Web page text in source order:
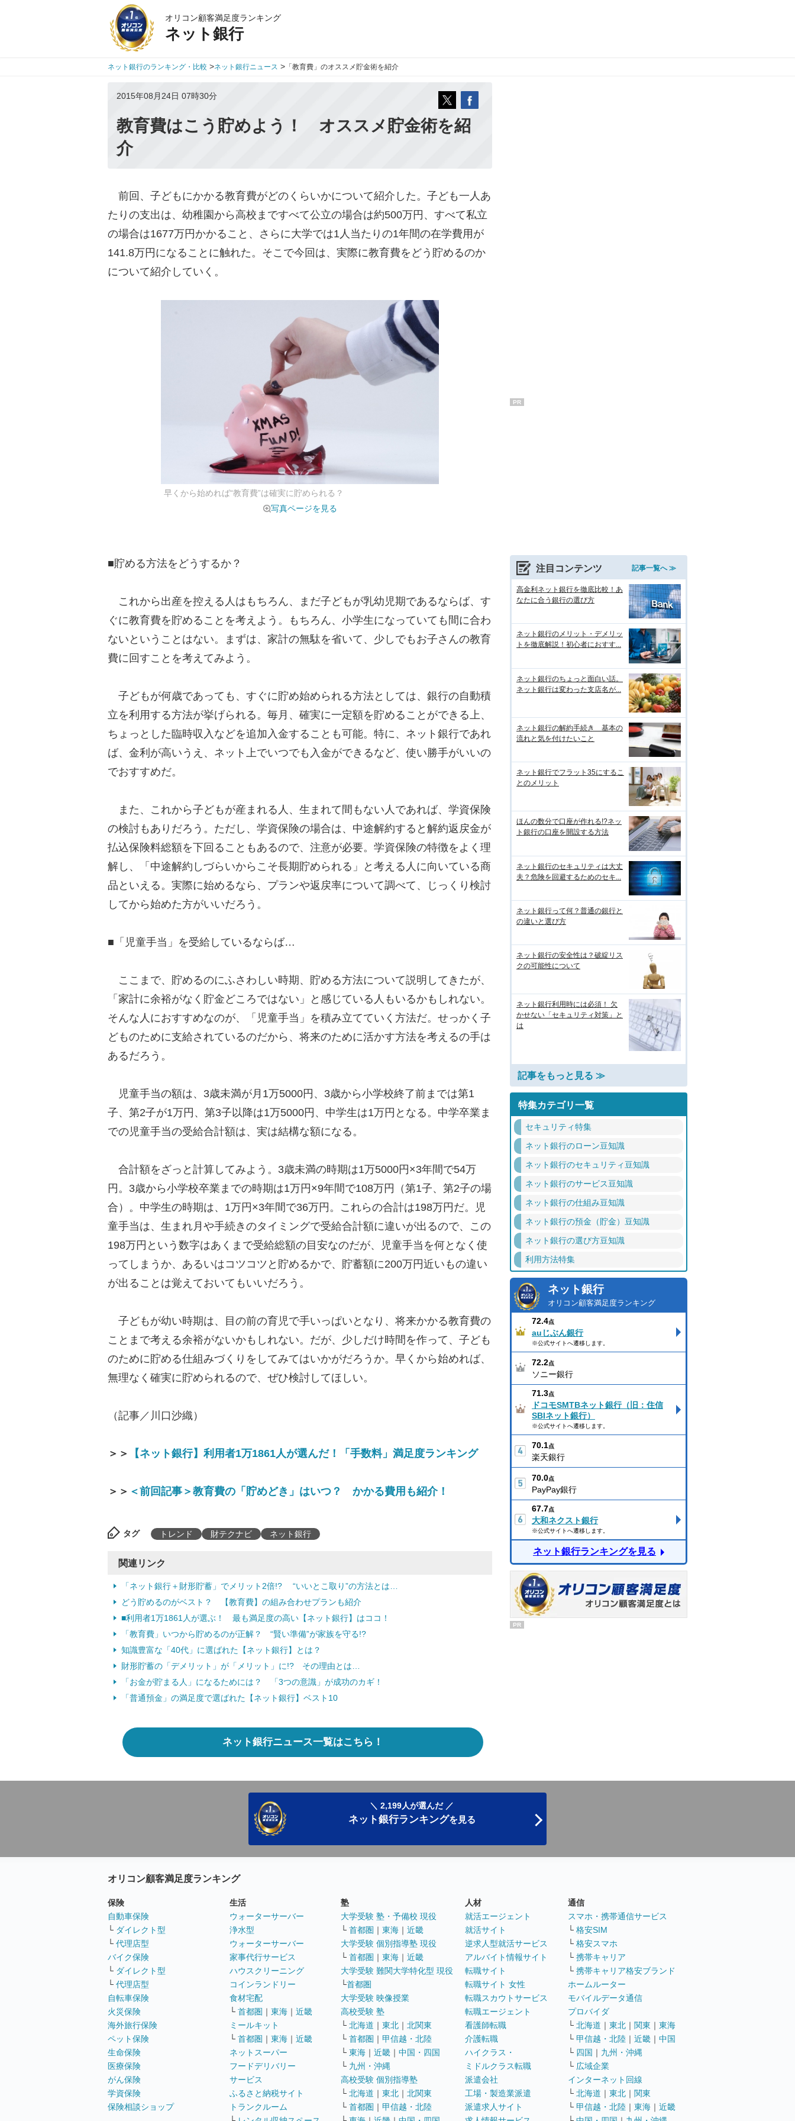
オリコン顧客満足度ランキング
ネット銀行
ネット銀行のランキング・比較 >ネット銀行ニュース > 「教育費」のオススメ貯金術を紹介
2015年08月24日 07時30分
教育費はこう貯めよう！ オススメ貯金術を紹
介
前回、子どもにかかる教育費がどのくらいかについて紹介した。子ども一人あ
たりの支出は、幼稚園から高校まですべて公立の場合は約500万円、すべて私立
の場合は1677万円かかること、さらに大学では1人当たりの1年間の在学費用が
141.8万円になることに触れた。そこで今回は、実際に教育費をどう貯めるのか
について紹介していく。
早くから始めれば“教育費”は確実に貯められる？
写真ページを見る
■貯める方法をどうするか？
これから出産を控える人はもちろん、まだ子どもが乳幼児期であるならば、す
ぐに教育費を貯めることを考えよう。もちろん、小学生になっていても間に合わ
ないということはない。まずは、家計の無駄を省いて、少しでもお子さんの教育
費に回すことを考えてみよう。
子どもが何歳であっても、すぐに貯め始められる方法としては、銀行の自動積
立を利用する方法が挙げられる。毎月、確実に一定額を貯めることができる上、
ちょっとした臨時収入などを追加入金することも可能。特に、ネット銀行であれ
ば、金利が高いうえ、ネット上でいつでも入金ができるなど、使い勝手がいいの
でおすすめだ。
また、これから子どもが産まれる人、生まれて間もない人であれば、学資保険
の検討もありだろう。ただし、学資保険の場合は、中途解約すると解約返戻金が
払込保険料総額を下回ることもあるので、注意が必要。学資保険の特徴をよく理
解し、「中途解約しづらいからこそ長期貯められる」と考える人に向いている商
品といえる。実際に始めるなら、プランや返戻率について調べて、じっくり検討
してから始めた方がいいだろう。
■「児童手当」を受給しているならば…
ここまで、貯めるのにふさわしい時期、貯める方法について説明してきたが、
「家計に余裕がなく貯金どころではない」と感じている人もいるかもしれない。
そんな人におすすめなのが、「児童手当」を積み立てていく方法だ。せっかく子
どものために支給されているのだから、将来のために活かす方法を考えるの手は
あるだろう。
児童手当の額は、3歳未満が月1万5000円、3歳から小学校終了前までは第1
子、第2子が1万円、第3子以降は1万5000円、中学生は1万円となる。中学卒業ま
での児童手当の受給合計額は、実は結構な額になる。
合計額をざっと計算してみよう。3歳未満の時期は1万5000円×3年間で54万
円。3歳から小学校卒業までの時期は1万円×9年間で108万円（第1子、第2子の場
合）。中学生の時期は、1万円×3年間で36万円。これらの合計は198万円だ。児
童手当は、生まれ月や手続きのタイミングで受給合計額に違いが出るので、この
198万円という数字はあくまで受給総額の目安なのだが、児童手当を何となく使
ってしまうか、あるいはコツコツと貯めるかで、貯蓄額に200万円近いもの違い
が出ることは覚えておいてもいいだろう。
子どもが幼い時期は、目の前の育児で手いっぱいとなり、将来かかる教育費の
ことまで考える余裕がないかもしれない。だが、少しだけ時間を作って、子ども
のために貯める仕組みづくりをしてみてはいかがだろうか。早くから始めれば、
無理なく確実に貯められるので、ぜひ検討してほしい。
（記事／川口沙織）
＞＞ 【ネット銀行】利用者1万1861人が選んだ！「手数料」満足度ランキング
＞＞ ＜前回記事＞教育費の「貯めどき」はいつ？ かかる費用も紹介！
タグ トレンド 財テクナビ ネット銀行
関連リンク
「ネット銀行＋財形貯蓄」でメリット2倍!? “いいとこ取り”の方法とは…
どう貯めるのがベスト？ 【教育費】の組み合わせプランも紹介
■利用者1万1861人が選ぶ！ 最も満足度の高い【ネット銀行】はココ！
「教育費」いつから貯めるのが正解？ “賢い準備”が家族を守る!?
知識豊富な「40代」に選ばれた【ネット銀行】とは？
財形貯蓄の「デメリット」が「メリット」に!? その理由とは…
「お金が貯まる人」になるためには？ 「3つの意識」が成功のカギ！
「普通預金」の満足度で選ばれた【ネット銀行】ベスト10
ネット銀行ニュース一覧はこちら！
PR
注目コンテンツ 記事一覧へ ≫
高金利ネット銀行を徹底比較！あ
なたに合う銀行の選び方
ネット銀行のメリット・デメリッ
トを徹底解説！初心者におすす...
ネット銀行のちょっと面白い話。
ネット銀行は変わった支店名が...
ネット銀行の解約手続き 基本の
流れと気を付けたいこと
ネット銀行でフラット35にするこ
とのメリット
ほんの数分で口座が作れる!?ネッ
ト銀行の口座を開設する方法
ネット銀行のセキュリティは大丈
夫？危険を回避するためのセキ...
ネット銀行って何？普通の銀行と
の違いと選び方
ネット銀行の安全性は？破綻リス
クの可能性について
ネット銀行利用時には必須！ 欠
かせない「セキュリティ対策」と
は
記事をもっと見る ≫
特集カテゴリ一覧
セキュリティ特集
ネット銀行のローン豆知識
ネット銀行のセキュリティ豆知識
ネット銀行のサービス豆知識
ネット銀行の仕組み豆知識
ネット銀行の預金（貯金）豆知識
ネット銀行の選び方豆知識
利用方法特集
ネット銀行
オリコン顧客満足度ランキング
72.4点
auじぶん銀行
※公式サイトへ遷移します。
72.2点
ソニー銀行
71.3点
ドコモSMTBネット銀行（旧：住信
SBIネット銀行）
※公式サイトへ遷移します。
70.1点
楽天銀行
70.0点
PayPay銀行
67.7点
大和ネクスト銀行
※公式サイトへ遷移します。
ネット銀行ランキングを見る
PR
＼ 2,199人が選んだ ／
ネット銀行ランキングを見る
オリコン顧客満足度ランキング
保険
自動車保険
└ ダイレクト型
└ 代理店型
バイク保険
└ ダイレクト型
└ 代理店型
自転車保険
火災保険
海外旅行保険
ペット保険
生命保険
医療保険
がん保険
学資保険
保険相談ショップ
生活
ウォーターサーバー
浄水型
ウォーターサーバー
家事代行サービス
ハウスクリーニング
コインランドリー
食材宅配
└ 首都圏 ｜ 東海 ｜ 近畿
ミールキット
└ 首都圏 ｜ 東海 ｜ 近畿
ネットスーパー
フードデリバリー
サービス
ふるさと納税サイト
トランクルーム
塾
大学受験 塾・予備校 現役
└ 首都圏 ｜ 東海 ｜ 近畿
大学受験 個別指導塾 現役
└ 首都圏 ｜ 東海 ｜ 近畿
大学受験 難関大学特化型 現役
└首都圏
大学受験 映像授業
高校受験 塾
└ 北海道 ｜ 東北 ｜ 北関東
└ 首都圏 ｜ 甲信越・北陸
└ 東海 ｜ 近畿 ｜ 中国・四国
└ 九州・沖縄
高校受験 個別指導塾
└ 北海道 ｜ 東北 ｜ 北関東
└ 首都圏 ｜ 甲信越・北陸
人材
就活エージェント
就活サイト
逆求人型就活サービス
アルバイト情報サイト
転職サイト
転職サイト 女性
転職スカウトサービス
転職エージェント
看護師転職
介護転職
ハイクラス・
ミドルクラス転職
派遣会社
工場・製造業派遣
派遣求人サイト
通信
スマホ・携帯通信サービス
└ 格安SIM
└ 格安スマホ
└ 携帯キャリア
└ 携帯キャリア格安ブランド
ホームルーター
モバイルデータ通信
プロバイダ
└ 北海道 ｜ 東北 ｜ 関東 ｜ 東海
└ 甲信越・北陸 ｜ 近畿 ｜ 中国
└ 四国 ｜ 九州・沖縄
└ 広域企業
インターネット回線
└ 北海道 ｜ 東北 ｜ 関東
└ 甲信越・北陸 ｜ 東海 ｜ 近畿